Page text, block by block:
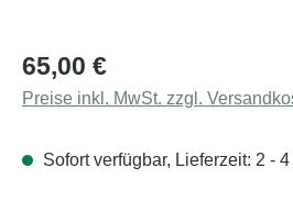
Regulärer Preis:
65,00 €
Preise inkl. MwSt. zzgl.
Sofort verfügbar, Lieferzeit: 2 -